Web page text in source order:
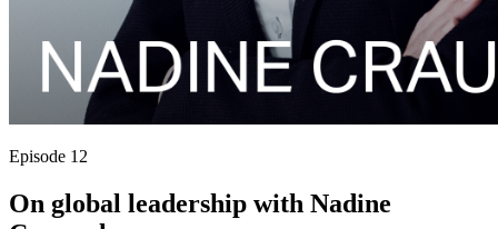
Episode 12
On global leadership with Nadine